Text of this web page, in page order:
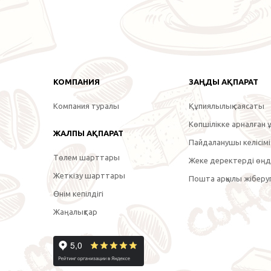
КОМПАНИЯ
Компания туралы
ЖАЛПЫ АҚПАРАТ
Төлем шарттары
Жеткізу шарттары
Өнім кепілдігі
Жаңалықтар
ЗАҢДЫ АҚПАРАТ
Құпиялылық саясаты
Көпшілікке арналған
Пайдаланушы келісімі
Жеке деректерді
Пошта арқылы